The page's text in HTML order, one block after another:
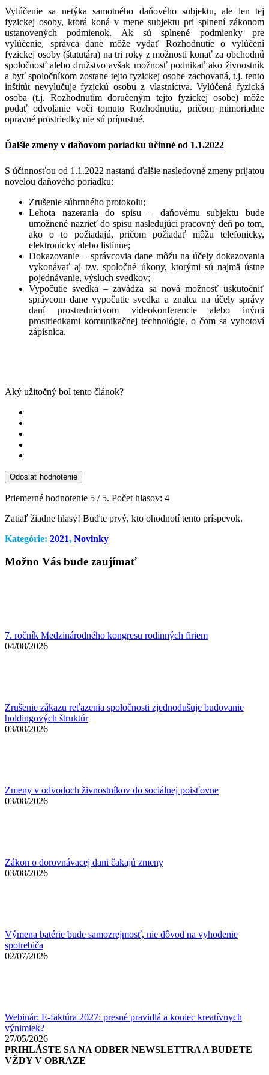
Vylúčenie sa netýka samotného daňového subjektu, ale len tej
fyzickej osoby, ktorá koná v mene subjektu pri splnení zákonom
ustanovených podmienok. Ak sú splnené podmienky pre
vylúčenie, správca dane môže vydať Rozhodnutie o vylúčení
fyzickej osoby (štatutára) na tri roky z možnosti konať za obchodnú
spoločnosť alebo družstvo avšak možnosť podnikať ako živnostník
a byť spoločníkom zostane tejto fyzickej osobe zachovaná, t.j. tento
inštitút nevylučuje fyzickú osobu z vlastníctva. Vylúčená fyzická
osoba (t.j. Rozhodnutím doručeným tejto fyzickej osobe) môže
podať odvolanie voči tomuto Rozhodnutiu, pričom mimoriadne
opravné prostriedky nie sú prípustné.
Ďalšie zmeny v daňovom poriadku účinné od 1.1.2022
S účinnosťou od 1.1.2022 nastanú ďalšie nasledovné zmeny prijatou
novelou daňového poriadku:
Zrušenie súhrnného protokolu;
Lehota nazerania do spisu – daňovému subjektu bude
umožnené nazrieť do spisu nasledujúci pracovný deň po tom,
ako o to požiadajú, pričom požiadať môžu telefonicky,
elektronicky alebo listinne;
Dokazovanie – správcovia dane môžu na účely dokazovania
vykonávať aj tzv. spoločné úkony, ktorými sú najmä ústne
pojednávanie, výsluch svedkov;
Vypočutie svedka – zavádza sa nová možnosť uskutočniť
správcom dane vypočutie svedka a znalca na účely správy
daní prostredníctvom videokonferencie alebo inými
prostriedkami komunikačnej technológie, o čom sa vyhotoví
zápisnica.
Aký užitočný bol tento článok?
Odoslať hodnotenie
Priemerné hodnotenie 5 / 5. Počet hlasov: 4
Zatiaľ žiadne hlasy! Buďte prvý, kto ohodnotí tento príspevok.
Kategórie: 2021, Novinky
Možno Vás bude zaujímať
7. ročník Medzinárodného kongresu rodinných firiem
04/08/2026
Zrušenie zákazu reťazenia spoločnosti zjednodušuje budovanie
holdingových štruktúr
03/08/2026
Zmeny v odvodoch živnostníkov do sociálnej poisťovne
03/08/2026
Zákon o dorovnávacej dani čakajú zmeny
03/08/2026
Výmena batérie bude samozrejmosť, nie dôvod na vyhodenie
spotrebiča
02/07/2026
Webinár: E-faktúra 2027: presné pravidlá a koniec kreatívnych
výnimiek?
27/05/2026
PRIHLÁSTE SA NA ODBER NEWSLETTRA A BUDETE
VŽDY V OBRAZE